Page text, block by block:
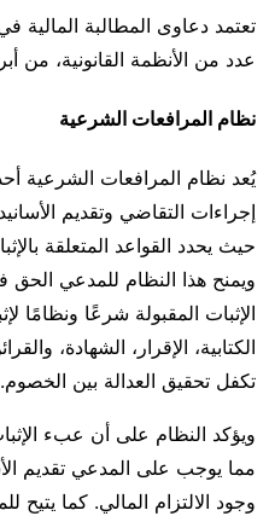
تعتمد دعاوى المطالبة المالية
عدد من الأنظمة القانونية، من
نظام المرافعات الشرعية
يُعد نظام المرافعات الشرعية
إجراءات التقاضي وتقديم
حيث يحدد القواعد المتعلقة
ويمنح هذا النظام للمدعي الحق
الإثبات المقبولة شرعًا ونظامًا
الكتابية، الإقرار، الشهادة،
تكفل تحقيق العدالة بين الخصوم.
ويؤكد النظام على أن عبء
مما يوجب على المدعي تقديم
وجود الالتزام المالي. كما يتيح